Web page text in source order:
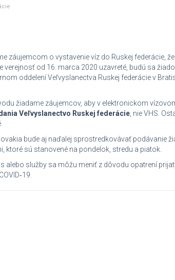
záujemcom o vystavenie víz do Ruskej federácie,
verejnosť od 16. marca 2020 uzavreté, budú sa
oddelení Veľvyslanectva Ruskej federácie v
žiadame záujemcov, aby v elektronickom
Veľvyslanectvo Ruskej federácie, nie VHS.
bude aj naďalej sprostredkovávať podávanie
ktoré sú stanovené na pondelok, stredu a piatok.
alebo služby sa môžu meniť z dôvodu opatrení